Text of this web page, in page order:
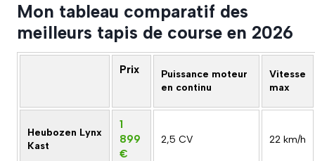
Mon tableau comparatif des
meilleurs tapis de course en 2026
Prix
Puissance moteur
en continu
Vitesse
max
Heubozen Lynx
Kast
1
899
€
2,5 CV 22 km/h